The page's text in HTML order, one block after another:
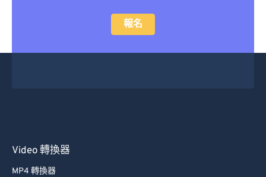
報名
Video 轉換器
MP4 轉換器